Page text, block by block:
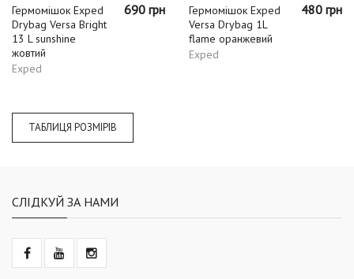
Гермомішок Exped
Drybag Versa Bright
13 L sunshine
жовтий
Exped
690 грн
Гермомішок Exped
Versa Drybag 1L
flame оранжевий
Exped
480 грн
ТАБЛИЦЯ РОЗМІРІВ
СЛІДКУЙ ЗА НАМИ